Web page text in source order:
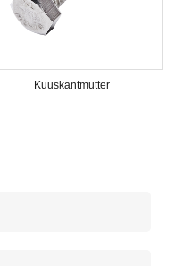
Kuuskantmutter